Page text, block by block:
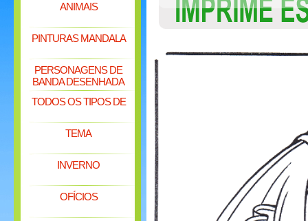
ANIMAIS
PINTURAS MANDALA
PERSONAGENS DE
BANDA DESENHADA
TODOS OS TIPOS DE
TEMA
INVERNO
OFÍCIOS